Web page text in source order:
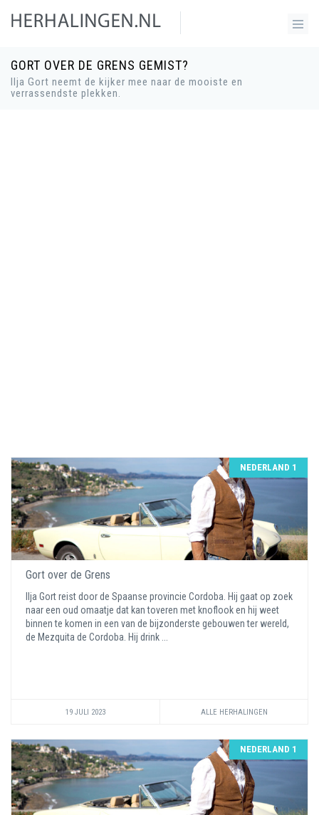
GORT OVER DE GRENS GEMIST?
Ilja Gort neemt de kijker mee naar de mooiste en
verrassendste plekken.
NEDERLAND 1
Gort over de Grens
Ilja Gort reist door de Spaanse provincie Cordoba. Hij gaat op zoek
naar een oud omaatje dat kan toveren met knoflook en hij weet
binnen te komen in een van de bijzonderste gebouwen ter wereld,
de Mezquita de Cordoba. Hij drink ...
19 JULI 2023 ALLE HERHALINGEN
NEDERLAND 1